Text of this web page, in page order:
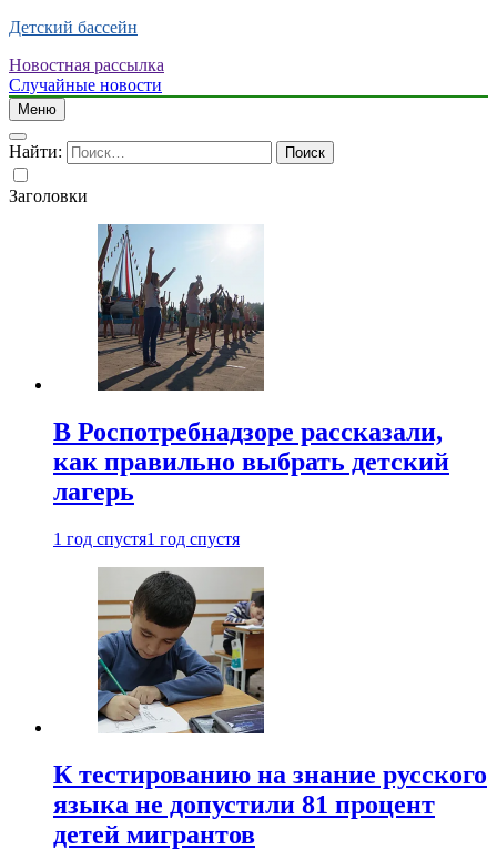
Детский бассейн
Новостная рассылка
Случайные новости
Меню
Найти:
Заголовки
В Роспотребнадзоре рассказали,
как правильно выбрать детский
лагерь
1 год спустя1 год спустя
К тестированию на знание русского
языка не допустили 81 процент
детей мигрантов